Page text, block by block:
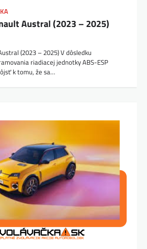
Austral (2023 – 2025)
(2023 – 2025) V dôsledku
riadiacej jednotky ABS-ESP
k tomu, že sa…